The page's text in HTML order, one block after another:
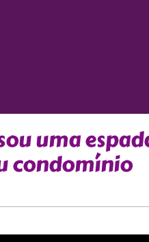
uma
condomínio